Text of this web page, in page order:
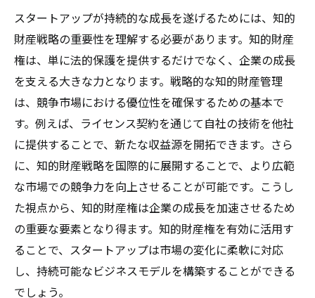
スタートアップが持続的な成長を遂げるためには、知的
財産戦略の重要性を理解する必要があります。知的財産
権は、単に法的保護を提供するだけでなく、企業の成長
を支える大きな力となります。戦略的な知的財産管理
は、競争市場における優位性を確保するための基本で
す。例えば、ライセンス契約を通じて自社の技術を他社
に提供することで、新たな収益源を開拓できます。さら
に、知的財産戦略を国際的に展開することで、より広範
な市場での競争力を向上させることが可能です。こうし
た視点から、知的財産権は企業の成長を加速させるため
の重要な要素となり得ます。知的財産権を有効に活用す
ることで、スタートアップは市場の変化に柔軟に対応
し、持続可能なビジネスモデルを構築することができる
でしょう。